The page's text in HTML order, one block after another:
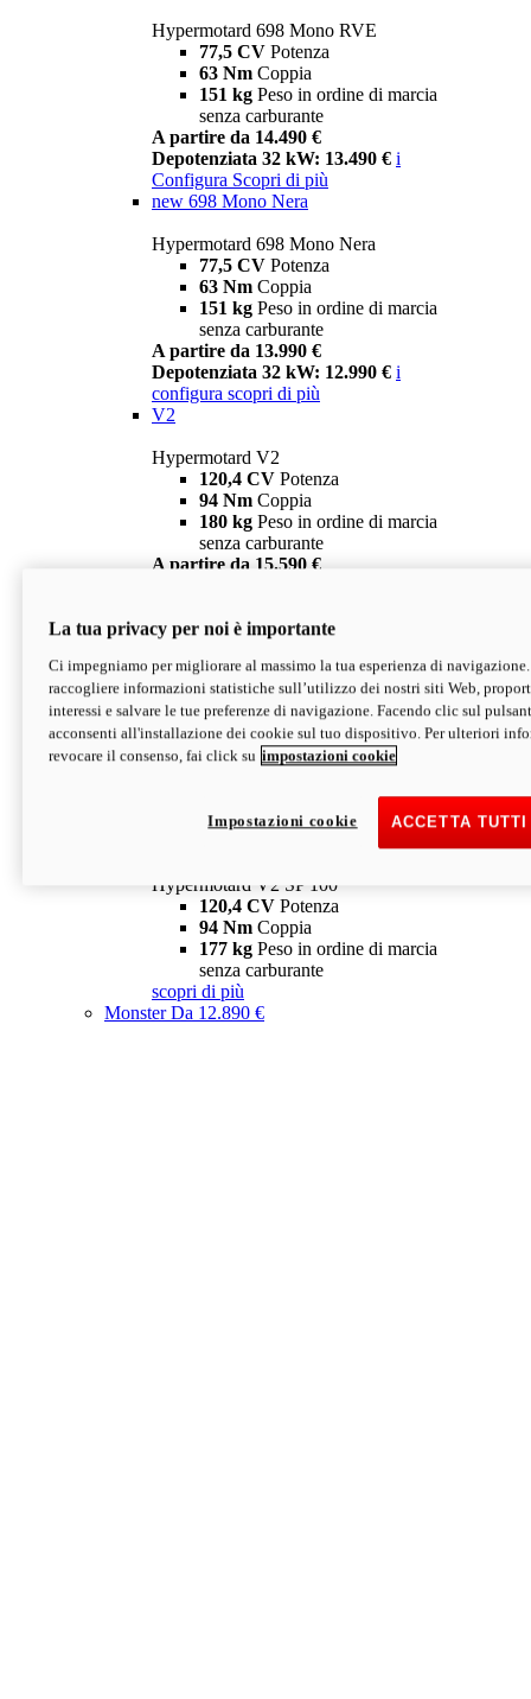
Hypermotard 698 Mono RVE
77,5 CV Potenza
63 Nm Coppia
151 kg Peso in ordine di marcia
senza carburante
A partire da 14.490 €
Depotenziata 32 kW: 13.490 € i
Configura Scopri di più
new 698 Mono Nera
Hypermotard 698 Mono Nera
77,5 CV Potenza
63 Nm Coppia
151 kg Peso in ordine di marcia
senza carburante
A partire da 13.990 €
Depotenziata 32 kW: 12.990 € i
configura scopri di più
V2
Hypermotard V2
120,4 CV Potenza
94 Nm Coppia
180 kg Peso in ordine di marcia
senza carburante
A partire da 15.590 €
V2 SP
Hypermotard V2 SP
120,4 CVPotenza
94 NmCoppia
177 kgPeso in ordine di marcia
senza carburante
Depotenziata 35 kW: 18.890 € i
configura scopri di più
Hypermotard V2 SP 100
120,4 CV Potenza
94 Nm Coppia
177 kg Peso in ordine di marcia
senza carburante
scopri di più
MonsterDa 12.890 €
La tua privacy per noi è importante
Ci impegniamo per migliorare al massimo la tua esperienza di
raccogliere informazioni statistiche sull’utilizzo dei nostri siti Web,
interessi e salvare le tue preferenze di navigazione. Facendo clic sul
acconsenti all'installazione dei cookie sul tuo dispositivo. Per ulteriori
revocare il consenso, fai click su impostazioni cookie
ACCETTA
Impostazioni cookie